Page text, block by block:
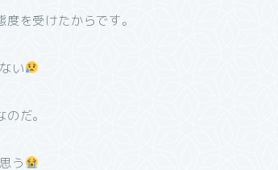
を受けたからです。
い
のだ。
う